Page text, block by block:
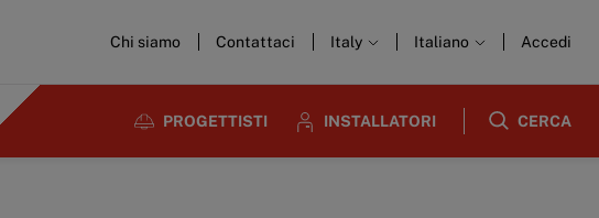
Chi siamo Contattaci Italy Italiano Accedi
PROGETTISTI INSTALLATORI CERCA